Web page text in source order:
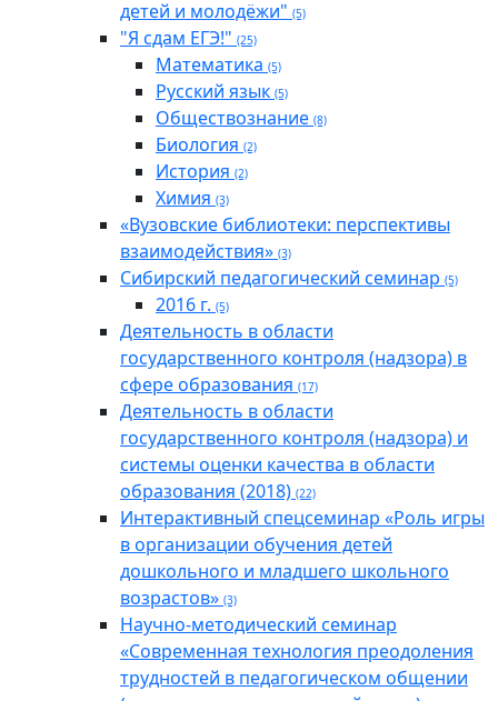
детей и молодёжи" (5)
"Я сдам ЕГЭ!" (25)
Математика (5)
Русский язык (5)
Обществознание (8)
Биология (2)
История (2)
Химия (3)
«Вузовские библиотеки: перспективы
взаимодействия» (3)
Cибирский педагогический семинар (5)
2016 г. (5)
Деятельность в области
государственного контроля (надзора) в
сфере образования (17)
Деятельность в области
государственного контроля (надзора) и
системы оценки качества в области
образования (2018) (22)
Интерактивный спецсеминар «Роль игры
в организации обучения детей
дошкольного и младшего школьного
возрастов» (3)
Научно-методический семинар
«Современная технология преодоления
трудностей в педагогическом общении